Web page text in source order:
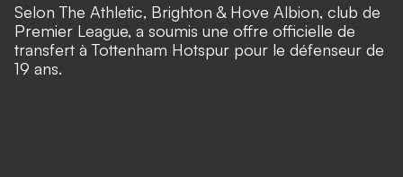
SelonThe Athletic, Brighton & Hove Albion, club de
Premier League, a soumis une offre officielle de
transfert à Tottenham Hotspur pour le défenseur de
19 ans.